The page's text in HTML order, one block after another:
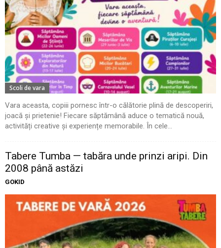
Scoli de vara
Vara aceasta, copiii pornesc într-o călătorie plină de descoperiri,
joacă și prietenie! Fiecare săptămână aduce o tematică nouă,
activități creative și experiențe memorabile. În cele...
Tabere Tumba — tabăra unde prinzi aripi. Din
2008 până astăzi
GOKID